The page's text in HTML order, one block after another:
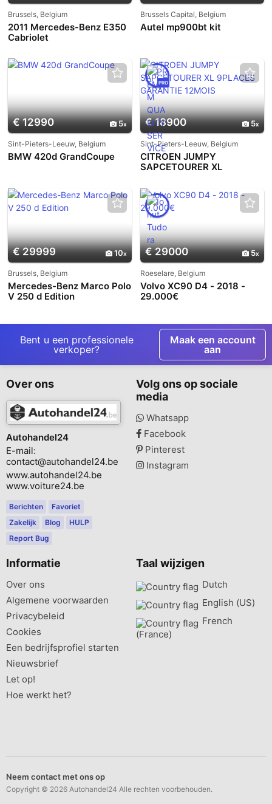
Brussels, Belgium
2011 Mercedes-Benz E350
Cabriolet
Brussels Capital, Belgium
Autel mp900bt kit
€ 12990 5
Sint-Pieters-Leeuw, Belgium
BMW 420d GrandCoupe
€ 18900 5
PRO
Sint-Pieters-Leeuw, Belgium
CITROEN JUMPY
SAPCETOURER XL
12MOIS
€ 29999 10
Brussels, Belgium
Mercedes-Benz Marco Polo
V 250 d Edition
€ 29000 5
Roeselare, Belgium
Volvo XC90 D4 - 2018 -
29.000€
Bent u een professionele
verkoper?
Maak een account
aan
Over ons
Autohandel24
E-mail:
contact@autohandel24.be
www.autohandel24.be
www.voiture24.be
Berichten
Favoriet
Zakelijk
Blog
HULP
Report Bug
Volg ons op sociale
media
Whatsapp
Facebook
Pinterest
Instagram
Informatie
Over ons
Algemene voorwaarden
Privacybeleid
Cookies
Een bedrijfsprofiel starten
Nieuwsbrief
Let op!
Hoe werkt het?
Taal wijzigen
Dutch‎
English (US)‎
French
(France)‎
Neem contact met ons op
Copyright © 2026 Autohandel24 Alle rechten voorbehouden.